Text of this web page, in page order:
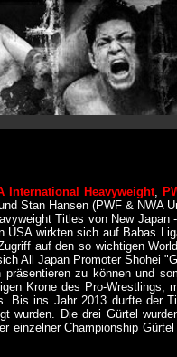
International Heavyweight,
Stan Hansen (PWF & NWA
Titles von New Japan
wirkten sich auf Babas
auf den so wichtigen
All Japan Promoter Shohei
zu können und
Krone des Pro-Wrestlings,
Bis ins Jahr 2013 durfte der
wurden. Die drei Gürtel
einzelner Championship